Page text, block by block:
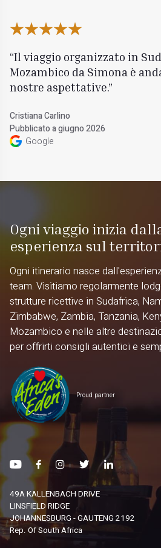
Il viaggio organizzato in
Mozambico da Simona è
nostre aspettative.
Cristiana Carlino
Pubblicato a giugno 2026
Google
Ogni viaggio inizia
esperienza sul
Ogni itinerario nasce
team. Visitiamo regolarmente
strutture ricettive in Sudafrica,
Zimbabwe, Zambia, Tanzania,
Mozambico e nelle altre
per offrirti consigli autentici e
Proud partner
49A KALLENBACH DRIVE
LINSFIELD RIDGE
JOHANNESBURG - GAUTENG 2192
Rep. Of South Africa